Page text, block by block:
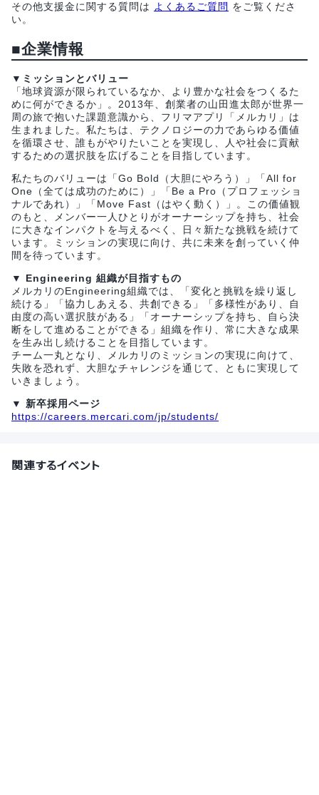
その他支援金に関する質問は よくあるご質問 をご覧くださ
い。
■企業情報
▼ミッションとバリュー
「地球資源が限られているなか、より豊かな社会をつくるた
めに何ができるか」。2013年、創業者の山田進太郎が世界一
周の旅で抱いた課題意識から、フリマアプリ「メルカリ」は
生まれました。私たちは、テクノロジーの力であらゆる価値
を循環させ、誰もがやりたいことを実現し、人や社会に貢献
するための選択肢を広げることを目指しています。
私たちのバリューは「Go Bold（大胆にやろう）」「All for
One（全ては成功のために）」「Be a Pro（プロフェッショ
ナルであれ）」「Move Fast（はやく動く）」。この価値観
のもと、メンバー一人ひとりがオーナーシップを持ち、社会
に大きなインパクトを与えるべく、日々新たな挑戦を続けて
います。ミッションの実現に向け、共に未来を創っていく仲
間を待っています。
▼ Engineering 組織が目指すもの
メルカリのEngineering組織では、「変化と挑戦を繰り返し
続ける」「協力しあえる、共創できる」「多様性があり、自
由度の高い選択肢がある」「オーナーシップを持ち、自ら決
断をして進めることができる」組織を作り、常に大きな成果
を生み出し続けることを目指しています。
チーム一丸となり、メルカリのミッションの実現に向けて、
失敗を恐れず、大胆なチャレンジを通じて、ともに実現して
いきましょう。
▼ 新卒採用ページ
https://careers.mercari.com/jp/students/
関連するイベント